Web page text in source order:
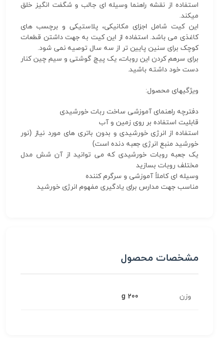
استفاده از نقشه راهنما وسیله ای جالب و شگفت انگیز خلق
میکند.
این کیت شامل اجزای مکانیکی، پلاستیکی و برچسب های
کاغذی می باشد. استفاده از این کیت به جهت داشتن قطعات
کوچک برای سنین پایین تر از سه سال توصیه نمی شود.
برای سرهم کردن این روبات، یک پیچ گوشتی و سیم چین کنار
دست خود داشته باشید.
ویژگیهای محصول:
دفترچه راهنمای آموزشی ساخت ربات خورشیدی
قابلیت استفاده بر روی زمین و آب
استفاده از انرژی خورشیدی و بدون باتری های مورد نیاز (نور
خورشید منبع انرژی جعبه دنده است)
یک جعبه روبات خورشیدی که می توانید از آن شش مدل
مختلف روبات بسازید
وسیله ای کاملاً آموزشی و سرگرم کننده
مناسب جهت مدارس برای یادگیری مفهوم انرژی خورشید
مشخصات محصول
وزن 200 g